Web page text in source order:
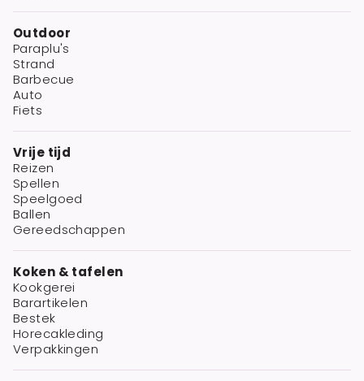
Outdoor
Paraplu's
Strand
Barbecue
Auto
Fiets
Vrije tijd
Reizen
Spellen
Speelgoed
Ballen
Gereedschappen
Koken & tafelen
Kookgerei
Barartikelen
Bestek
Horecakleding
Verpakkingen